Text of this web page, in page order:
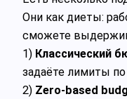
Они как диеты:
сможете
1) Классический
задаёте лимиты
2) Zero-based